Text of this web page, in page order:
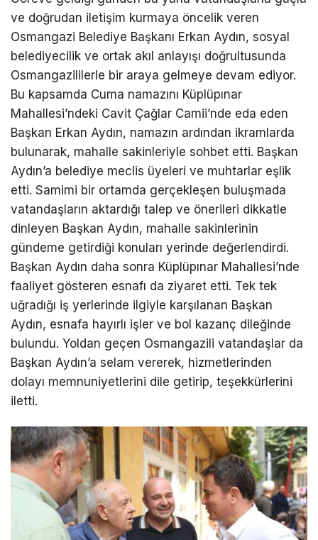
ve doğrudan iletişim kurmaya öncelik veren
Osmangazi Belediye Başkanı Erkan Aydın, sosyal
belediyecilik ve ortak akıl anlayışı doğrultusunda
Osmangazililerle bir araya gelmeye devam ediyor.
Bu kapsamda Cuma namazını Küplüpınar
Mahallesi’ndeki Cavit Çağlar Camii’nde eda eden
Başkan Erkan Aydın, namazın ardından ikramlarda
bulunarak, mahalle sakinleriyle sohbet etti. Başkan
Aydın’a belediye meclis üyeleri ve muhtarlar eşlik
etti. Samimi bir ortamda gerçekleşen buluşmada
vatandaşların aktardığı talep ve önerileri dikkatle
dinleyen Başkan Aydın, mahalle sakinlerinin
gündeme getirdiği konuları yerinde değerlendirdi.
Başkan Aydın daha sonra Küplüpınar Mahallesi’nde
faaliyet gösteren esnafı da ziyaret etti. Tek tek
uğradığı iş yerlerinde ilgiyle karşılanan Başkan
Aydın, esnafa hayırlı işler ve bol kazanç dileğinde
bulundu. Yoldan geçen Osmangazili vatandaşlar da
Başkan Aydın’a selam vererek, hizmetlerinden
dolayı memnuniyetlerini dile getirip, teşekkürlerini
iletti.